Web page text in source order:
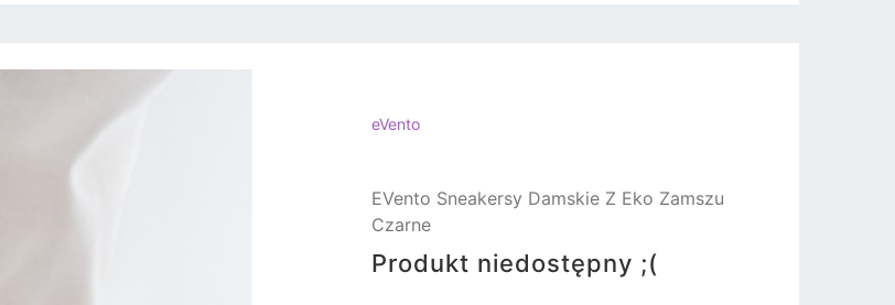
eVento
EVento Sneakersy Damskie Z Eko Zamszu
Czarne
Produkt niedostępny ;(